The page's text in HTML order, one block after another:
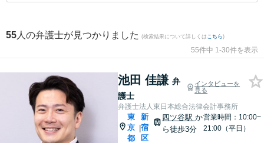
55 人の弁護士が見つかりました (検索結果について詳しくは こちら)
55件中 1-30件を表示
池田 佳謙 弁
護士
インタビューを
見る
弁護士法人東日本総合法律会計事務所
東
京
都
|
新
宿
区
四ツ谷駅 か
ら徒歩3分
営業時間：10:00~
21:00（平日）